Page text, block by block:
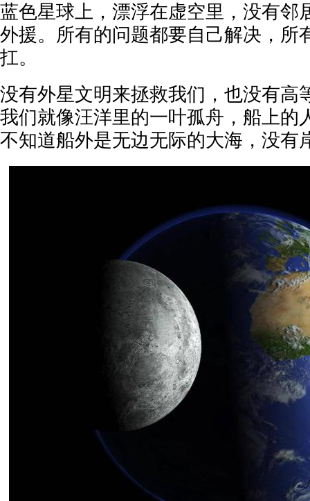
蓝色星球上，漂浮在虚空里，没有邻
外援。所有的问题都要自己解决，所
扛。
没有外星文明来拯救我们，也没有高
我们就像汪洋里的一叶孤舟，船上的
不知道船外是无边无际的大海，没有